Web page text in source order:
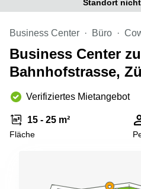
mieten
Luzern
Business
Center
Center
Zug
29 Basel
Zugerstrasse
Glärnischstrasse
13 Wil
Werftestrasse
Standort
Business Center Büro
Business Center
Bahnhofstrasse,
Verifiziertes Mietangebot
15 - 25 m²
Fläche